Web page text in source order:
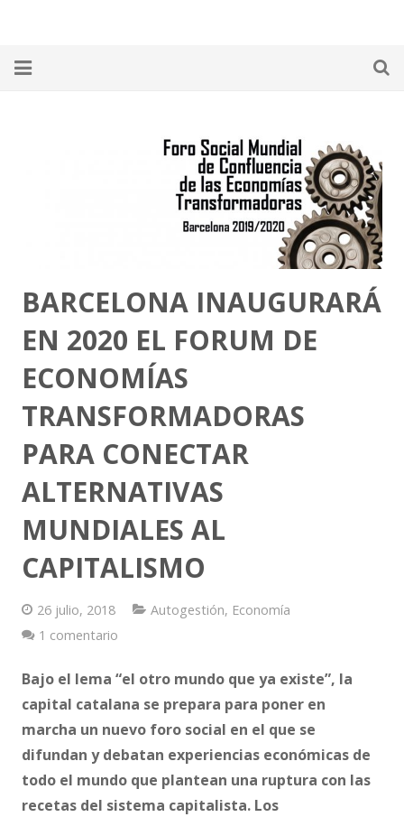
Salud
Vestimenta
Vivienda
BARCELONA INAUGURARÁ
EN 2020 EL FORUM DE
ECONOMÍAS
TRANSFORMADORAS
PARA CONECTAR
ALTERNATIVAS
MUNDIALES AL
CAPITALISMO
26 julio, 2018 Autogestión, Economía
1 comentario
Bajo el lema “el otro mundo que ya existe”, la
capital catalana se prepara para poner en
marcha un nuevo foro social en el que se
difundan y debatan experiencias económicas de
todo el mundo que plantean una ruptura con las
recetas del sistema capitalista. Los